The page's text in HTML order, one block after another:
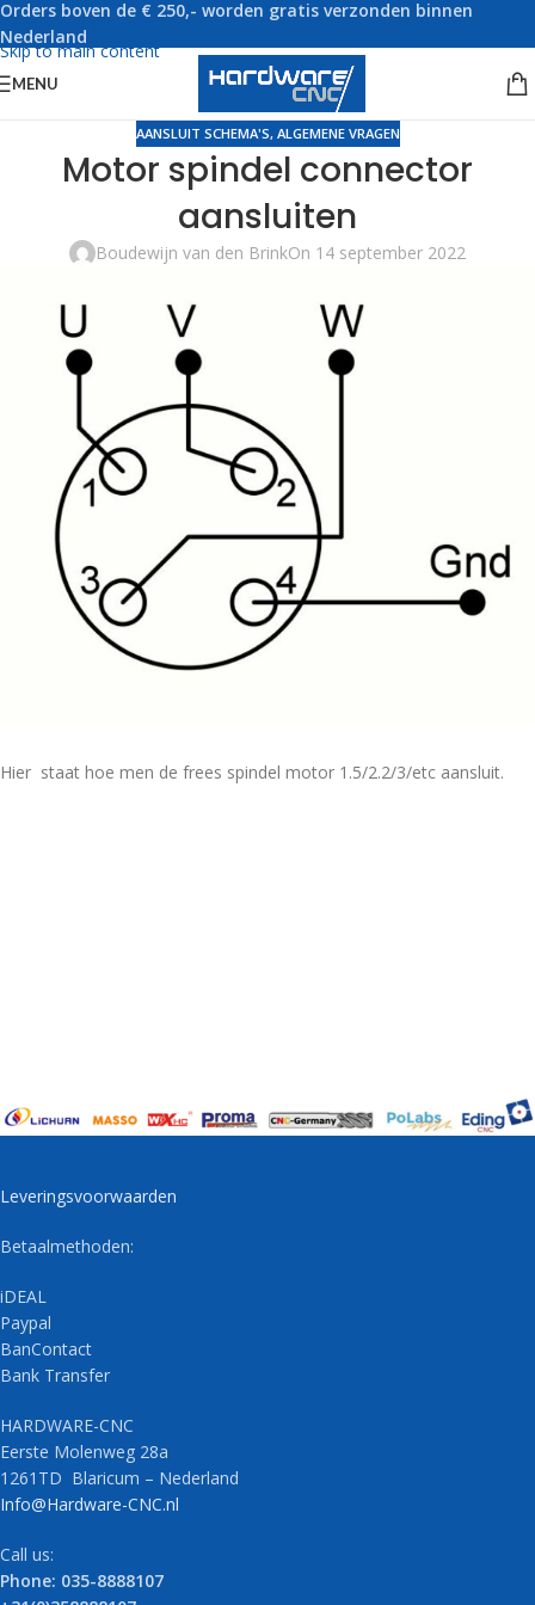
Skip to navigation
Skip to main content
Orders boven de € 250,- worden gratis verzonden binnen
Nederland
MENU
AANSLUIT SCHEMA'S, ALGEMENE VRAGEN
Motor spindel connector
aansluiten
Boudewijn van den BrinkOn 14 september 2022
Hier staat hoe men de frees spindel motor 1.5/2.2/3/etc aansluit.
Leveringsvoorwaarden
Betaalmethoden:
iDEAL
Paypal
BanContact
Bank Transfer
HARDWARE-CNC
Eerste Molenweg 28a
1261TD Blaricum – Nederland
Info@Hardware-CNC.nl
Call us:
Phone: 035-8888107